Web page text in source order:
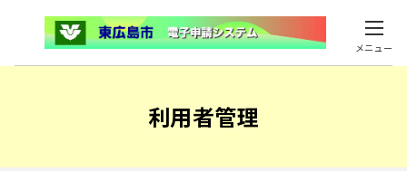
メニュー
利用者管理